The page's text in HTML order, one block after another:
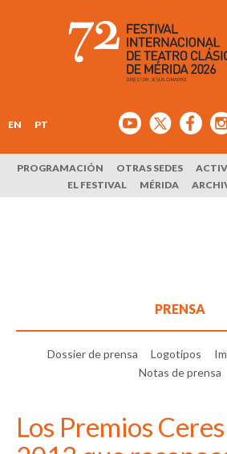
EN PT
PROGRAMACIÓN OTRAS SEDES
EL FESTIVAL
MÉRIDA
PRENSA
Dossier de prensa Logotipos
Notas de prensa
Los Premios